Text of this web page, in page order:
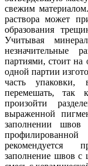
свежим
раствора может
образования
Учитывая
незначительные
партиями, стоит на
одной партии
часть упаковки,
перемешать, так
произойти
выраженной
заполнении швов
рекомендуется
заполнение швов с